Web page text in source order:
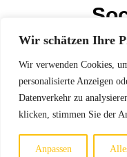
Wir schätzen Ihre
Wir verwenden Cookies,
personalisierte Anzeigen
Datenverkehr zu
klicken, stimmen Sie der
Anpassen
Wir